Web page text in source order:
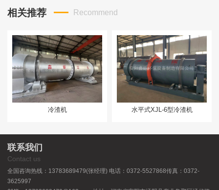
相关推荐 Recommend
冷渣机 水平式XJL-6型冷渣机
联系我们
Contact us
全国咨询热线：13783689479(张经理) 电话：0372-5527868传真：0372-
3625997